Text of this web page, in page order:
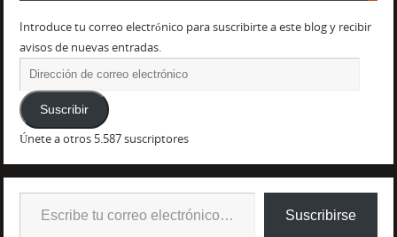
Introduce tu correo electrónico para suscribirte a este blog y recibir
avisos de nuevas entradas.
Suscribir
Únete a otros 5.587 suscriptores
Suscribirse